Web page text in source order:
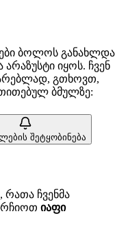
ბოლოს განახლდა
იყოს. ჩვენ
გთხოვთ,
ბმულზე:
შეტყობინება
რათა ჩვენმა
იაფი